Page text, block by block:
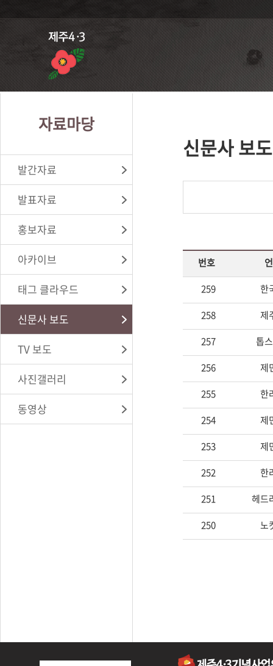
자료마당
발간자료
발표자료
홍보자료
아카이브
태그 클라우드
신문사 보도
TV 보도
사진갤러리
동영상
신문사 보도
번호
259
한
258
제
257
톱
256
제
255
한
254
제
253
제
252
한
251
헤드
250
노